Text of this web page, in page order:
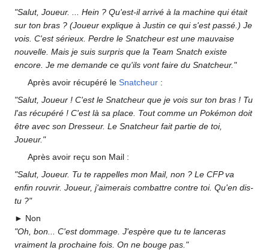
"Salut, Joueur. ... Hein ? Qu'est-il arrivé à la machine qui était
sur ton bras ? (Joueur explique à Justin ce qui s'est passé.) Je
vois. C'est sérieux. Perdre le Snatcheur est une mauvaise
nouvelle. Mais je suis surpris que la Team Snatch existe
encore. Je me demande ce qu'ils vont faire du Snatcheur."
Après avoir récupéré leSnatcheur :
"Salut, Joueur ! C'est le Snatcheur que je vois sur ton bras ! Tu
l'as récupéré ! C'est là sa place. Tout comme un Pokémon doit
être avec son Dresseur. Le Snatcheur fait partie de toi,
Joueur."
Après avoir reçu son Mail :
"Salut, Joueur. Tu te rappelles mon Mail, non ? Le CFP va
enfin rouvrir. Joueur, j'aimerais combattre contre toi. Qu'en dis-
tu ?"
► Non
"Oh, bon... C'est dommage. J'espère que tu te lanceras
vraiment la prochaine fois. On ne bouge pas."